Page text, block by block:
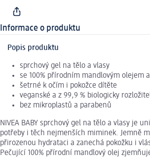
Informace o produktu
Popis produktu
sprchový gel na tělo a vlasy
se 100% přírodním mandlovým olejem
šetrné k očím i pokožce dítěte
veganské a z 99,9 % biologicky
bez mikroplastů a parabenů
NIVEA BABY sprchový gel na tělo a vlasy je
potřeby i těch nejmenších miminek. Jemně
přirozenou hydrataci a zanechá pokožku i
Pečující 100% přírodní mandlový olej